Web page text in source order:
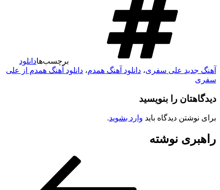
برچسب‌هادانلود
آهنگ جدید علی سفری، دانلود آهنگ همدم، دانلود آهنگ همدم از علی
سفری
دیدگاهتان را بنویسید
برای نوشتن دیدگاه باید وارد بشوید.
راهبری نوشته